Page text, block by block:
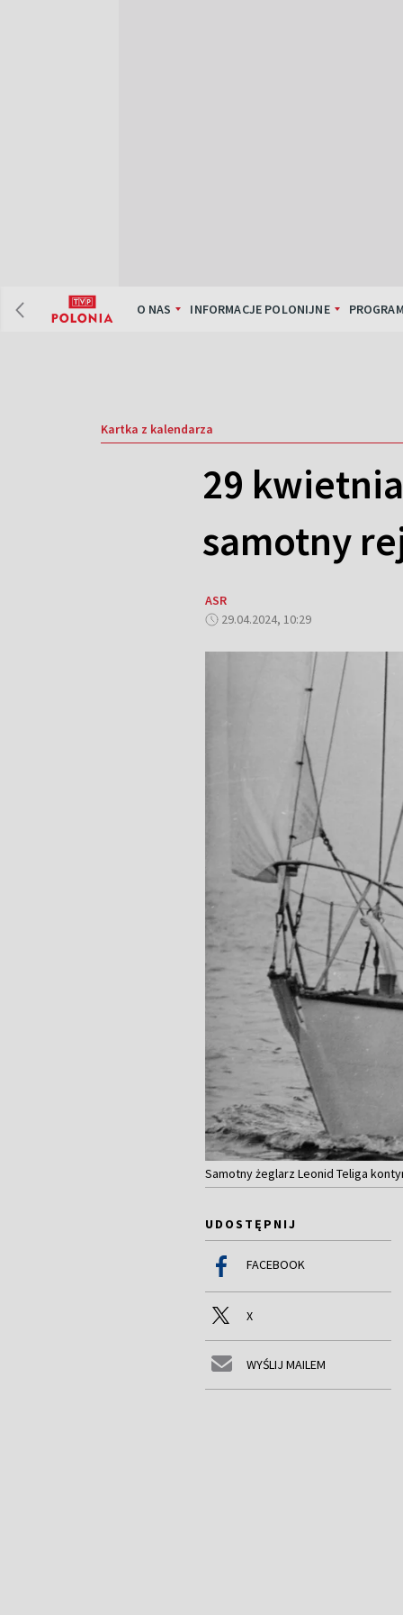
O NAS INFORMACJE POLONIJNE
Kartka z kalendarza
29
samotny
ASR
29.04.2024, 10:29
Samotny żeglarz Leonid Teliga
UDOSTĘPNIJ
FACEBOOK
X
WYŚLIJ MAILEM